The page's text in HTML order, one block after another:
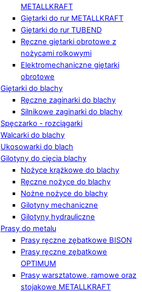
METALLKRAFT
Giętarki do rur METALLKRAFT
Giętarki do rur TUBEND
Ręczne giętarki obrotowe z
nożycami rolkowymi
Elektromechaniczne giętarki
obrotowe
Giętarki do blachy
Ręczne zaginarki do blachy
Silnikowe zaginarki do blachy
Spęczarko - rozciągarki
Walcarki do blachy
Ukosowarki do blach
Gilotyny do cięcia blachy
Nożyce krążkowe do blachy
Ręczne nożyce do blachy
Nożne nożyce do blachy
Gilotyny mechaniczne
Gilotyny hydrauliczne
Prasy do metalu
Prasy ręczne zębatkowe BISON
Prasy ręczne zębatkowe
OPTIMUM
Prasy warsztatowe, ramowe oraz
stojakowe METALLKRAFT